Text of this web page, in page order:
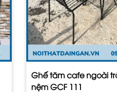
Ghế tăm cafe ngoài
nệm GCF 111